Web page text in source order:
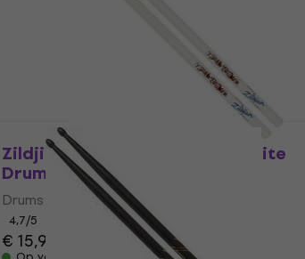
Zildjian ASTB Travis Barker White
Drumstokken
Drumstokken
4,7/5
€ 15,90